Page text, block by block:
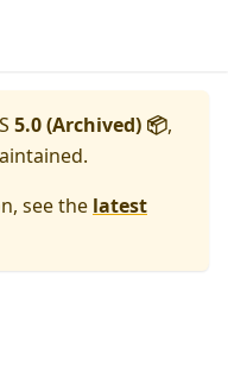
5.0 (Archived) 📦,
see the latest